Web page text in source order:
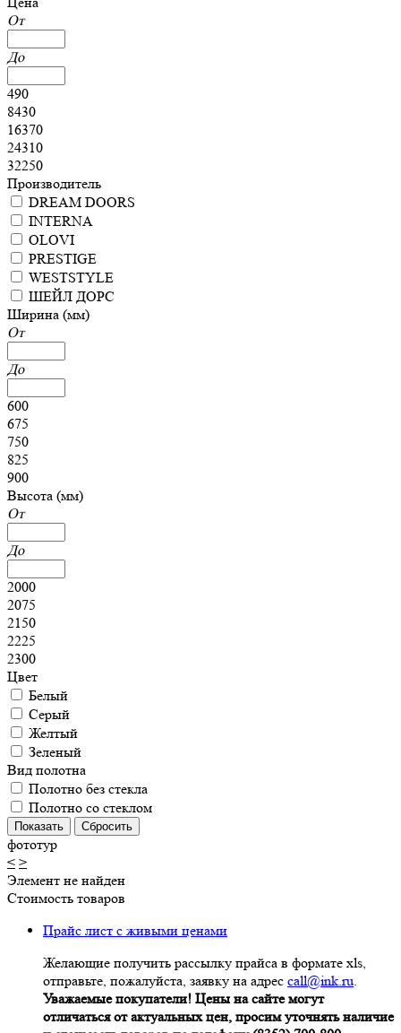
От
До
490
8430
16370
24310
32250
Производитель
DREAM DOORS
INTERNA
OLOVI
PRESTIGE
WESTSTYLE
ШЕЙЛ ДОРС
Ширина (мм)
От
До
600
675
750
825
900
Высота (мм)
От
До
2000
2075
2150
2225
2300
Цвет
Белый
Серый
Желтый
Зеленый
Вид полотна
Полотно без стекла
Полотно со стеклом
фототур
< >
Элемент не найден
Стоимость товаров
Прайс лист с живыми ценами
Желающие получить рассылку прайса в формате xls,
отправьте, пожалуйста, заявку на адрес call@ink.ru.
Уважаемые покупатели! Цены на сайте могут
отличаться от актуальных цен, просим уточнять наличие